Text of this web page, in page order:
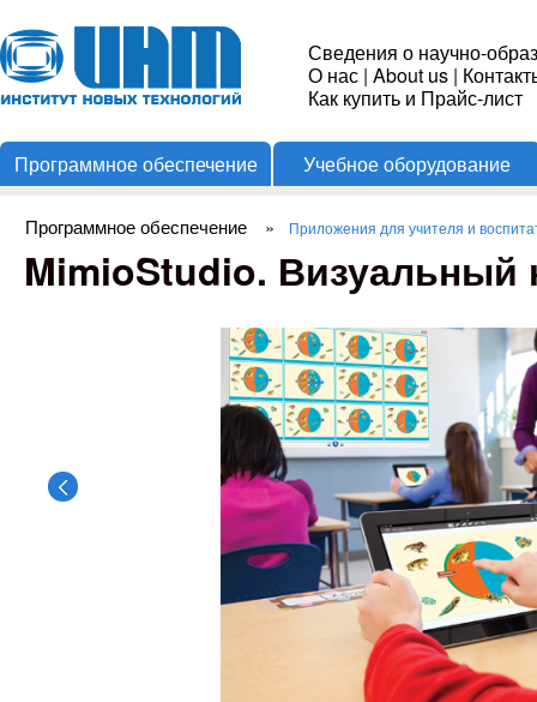
Институт
Новых
Технологий
Сведения о научно-
О нас | About us |
Как купить и Прайс-лист
Программное обеспечение Учебное оборудование
Вы здесь
Программное обеспечение » Приложения для учителя и
MimioStudio. Визуальный